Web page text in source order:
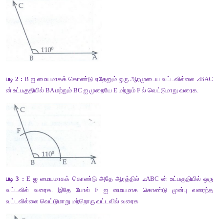
படி 1 :
பாகைமானியைப் பயன்படுத்தி 48° அளவுள்ளவாறு
அமைக்க.
படி 2 : B ஐ மையமாகக் கொண்டு ஏதேனும் ஒரு ஆரமுடைய
ன் உட்பகுதியில் BA மற்றும் BC ஐ முறையே E மற்றும் F ல்